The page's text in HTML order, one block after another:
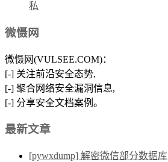
私
微慑网
微慑网(VULSEE.COM)：
[-] 关注前沿安全态势,
[-] 聚合网络安全漏洞信息,
[-] 分享安全文档案例。
最新文章
[pywxdump] 解密微信部分数据库